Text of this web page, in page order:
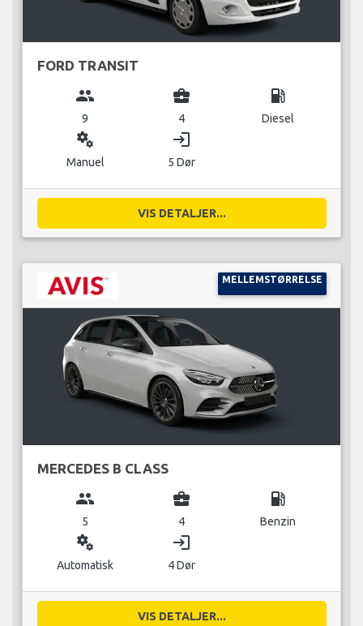
FORD TRANSIT
group
9
business_center
4
local_gas_station
Diesel
miscellaneous_services
Manuel
login
5 Dør
VIS DETALJER...
MELLEMSTØRRELSE
MERCEDES B CLASS
group
5
business_center
4
local_gas_station
Benzin
miscellaneous_services
Automatisk
login
4 Dør
VIS DETALJER...